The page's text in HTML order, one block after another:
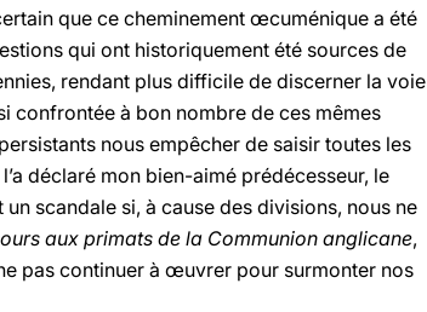
que ce cheminement œcuménique a été
qui ont historiquement été sources de
rendant plus difficile de discerner la voie
confrontée à bon nombre de ces mêmes
nous empêcher de saisir toutes les
déclaré mon bien-aimé prédécesseur, le
scandale si, à cause des divisions, nous ne
aux primats de la Communion anglicane,
pas continuer à œuvrer pour surmonter nos